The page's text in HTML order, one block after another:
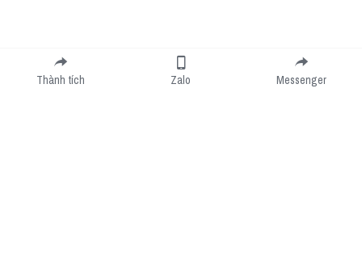
Submit
Thành tích Zalo Messenger